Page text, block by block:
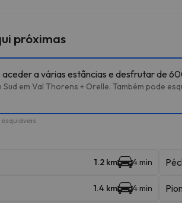
próximas
a várias estâncias e desfrutar de
em Val Thorens + Orelle. Também pode
1.2 km 4 min
1.4 km 4 min